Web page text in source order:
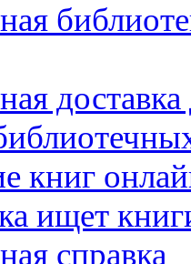
книг
ищет
справка